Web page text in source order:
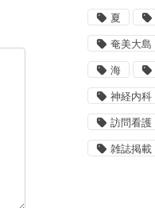
夏
奄美大島
海
神経内科
訪問看護
雑誌掲載